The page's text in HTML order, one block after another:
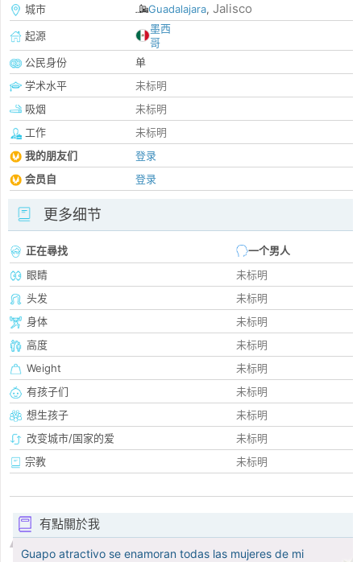
城市
Guadalajara, Jalisco
起源
墨西
哥
公民身份
单
学术水平
未标明
吸烟
未标明
工作
未标明
我的朋友们
登录
会员自
登录
更多细节
正在尋找
一个男人
眼睛
未标明
头发
未标明
身体
未标明
高度
未标明
Weight
未标明
有孩子们
未标明
想生孩子
未标明
改变城市/国家的爱
未标明
宗教
未标明
有點關於我
Guapo atractivo se enamoran todas las mujeres de mi